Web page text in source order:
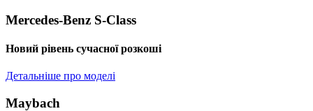
Mercedes-Benz S-Class
Новий рівень сучасної розкоші
Детальніше про моделі
Maybach